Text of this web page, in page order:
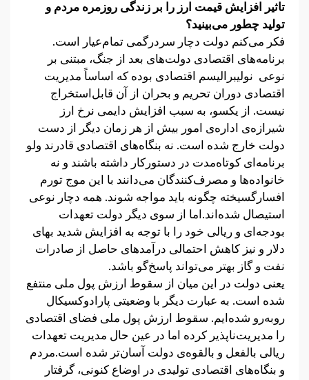
تاثیر افزایش قیمت ارز را بر زندگی روزمره مردم و
تولید چطور می‌بینید؟
فکر می‌کنم دولت دچار سردرگمی تمام‌عیار است.
برنامه‌های اقتصادی دولت‌های بعد از جنگ، مبتنی بر
نوعی نولیبرالیسم اقتصادی بوده که اساساً مدیریت
اقتصادی دوران تحریم و بحران‌ از آن قابل‌استخراج
نیست. از یکسو، به سبب افزایش دایمی نرخ ارز
شیرازه‌ی اداره‌ی امور بیش از هر زمان دیگر از دست
دولت خارج شده است. نه بنگاه‌های اقتصادی قادرند ولو
برنامه‌ای کوتاه‌مدت در دستورکار داشته باشند و نه
خانواده‌ها و مصرف‌کنندگان می‌دانند با این موج تورم
افسارگسیخته چگونه باید مواجه شوند. همه دچار نوعی
استیصال شده‌اند.اما از سوی دیگر دولت تعهدات
بودجه‌ای و ریالی خود را با توجه به افزایش شدید بهای
دلار و نیز کاهش احتمالی درآمدهای حاصل از صادرات
نفت و گاز بهتر می‌تواند پاسخ‌گو باشد.
یعنی دولت در این میان از سقوط ارزش پول ملی منتفع
شده است. به عبارت دیگر با وضعیتی پارادوکسیکال
روبه‌رو شده‌ایم. سقوط ارزش پول ملی فضای اقتصادی
را مدیریت‌ناپذیر کرده اما در عین حال مدیریت تعهدات
ریالی بالفعل و بالقوه‌ی دولت آسان‌تر شده است.مردم
و بنگاه‌های اقتصادی تولیدی در اوضاع کنونی، گرفتار